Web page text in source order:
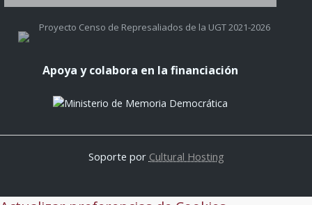
Proyecto Censo de Represaliados de la UGT 2021-2026
Apoya y colabora en la financiación
Soporte por Cultural Hosting